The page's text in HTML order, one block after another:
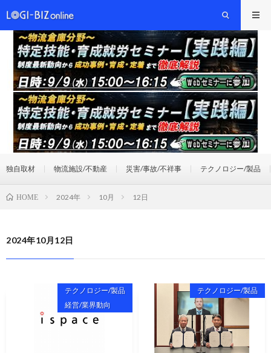
独自取材 物流施設/不動産 災害/事故/不祥事 テクノロジー/製品
HOME 2024年 10月 12日
2024年10月12日
テクノロジー/製品
経営/業界動向
テクノロジー/製品